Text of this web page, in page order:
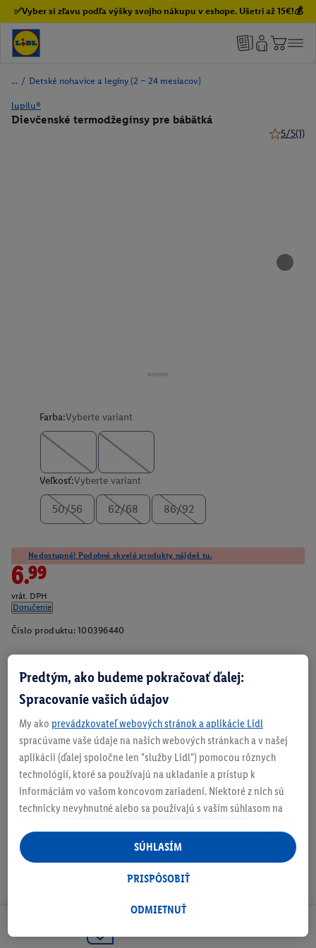
✅Vyber si zľavu podľa výšky svojho nákupu v eshope. Ušetri až 15€!💰
/ Detské nohavice a legíny (2 – 24 mesiacov)
lupilu®
Dievčenské termodžegínsy pre bábätká
5/5(1)
Farba:Vyberte variant
Veľkosť:Vyberte variant
50/56 62/68 86/92
Nedostupné! Podobné skvelé produkty nájdeš tu.
6.99
vrát. DPH
Doručenie
Číslo produktu: 100396440
Zistite svoju veľkosť
O produkte
Predtým, ako budeme pokračovať ďalej:
Spracovanie vašich údajov
My ako prevádzkovateľ webových stránok a aplikácie Lidl
spracúvame vaše údaje na našich webových stránkach a v našej
aplikácii (ďalej spoločne len "služby Lidl") pomocou rôznych
technológií, ktoré sa používajú na ukladanie a prístup k
informáciám vo vašom koncovom zariadení. Niektoré z nich sú
technicky nevyhnutné alebo sa používajú s vaším súhlasom na
personalizovanú reklamu v rámci služieb Lidl aj mimo nich. Ak
ste účastníkom programu Lidl Plus, na tieto účely sa spracúvajú
aj údaje z vášho nákupného správania v obchode.
následne si vytvoríte účet Lidl Plus alebo sa prihlásite do svojho
tiež vytvoriť špeciálny online identifikátor z e-mailovej adresy,
ODMIETNUŤ
PRISPÔSOBIŤ
SÚHLASÍM